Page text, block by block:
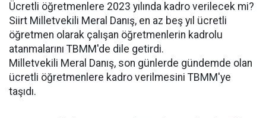
Ücretli öğretmenlere 2023 yılında kadro verilecek mi?
Siirt Milletvekili Meral Danış, en az beş yıl ücretli
öğretmen olarak çalışan öğretmenlerin kadrolu
atanmalarını TBMM'de dile getirdi.
Milletvekili Meral Danış, son günlerde gündemde olan
ücretli öğretmenlere kadro verilmesini TBMM'ye
taşıdı.